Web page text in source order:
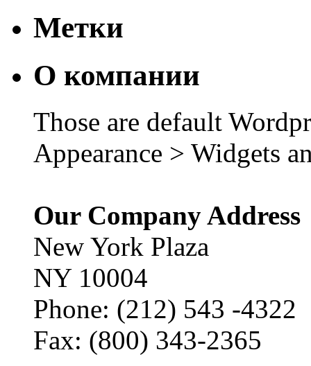
Метки
О компании
Those are default
Appearance > Widgets
Our Company Address
New York Plaza
NY 10004
Phone: (212) 543 -4322
Fax: (800) 343-2365